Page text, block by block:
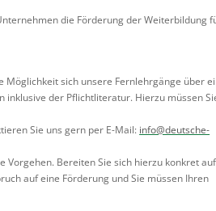
die Förderung der Weiterbildung
Möglichkeit sich unsere Fernlehrgänge über
der Pflichtliteratur. Hierzu müssen
Sie uns gern per E-Mail: info@deutsche-
Bereiten Sie sich hierzu konkret
auf eine Förderung und Sie müssen Ihren